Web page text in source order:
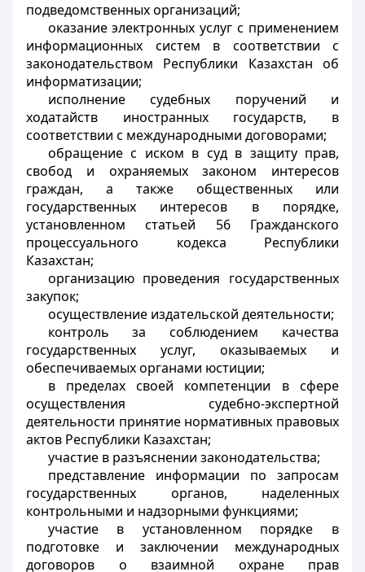
подведомственных организаций;
оказание электронных услуг с применением
информационных систем в соответствии с
законодательством Республики Казахстан об
информатизации;
исполнение судебных поручений и
ходатайств иностранных государств, в
соответствии с международными договорами;
обращение с иском в суд в защиту прав,
свобод и охраняемых законом интересов
граждан, а также общественных или
государственных интересов в порядке,
установленном статьей 56 Гражданского
процессуального кодекса Республики
Казахстан;
организацию проведения государственных
закупок;
осуществление издательской деятельности;
контроль за соблюдением качества
государственных услуг, оказываемых и
обеспечиваемых органами юстиции;
в пределах своей компетенции в сфере
осуществления судебно-экспертной
деятельности принятие нормативных правовых
актов Республики Казахстан;
участие в разъяснении законодательства;
представление информации по запросам
государственных органов, наделенных
контрольными и надзорными функциями;
участие в установленном порядке в
подготовке и заключении международных
договоров о взаимной охране прав